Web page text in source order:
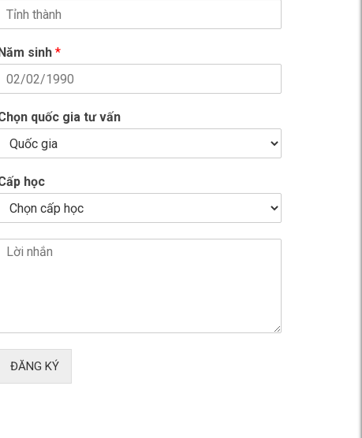
sinh *
quốc gia tư vấn
học
ĐĂNG KÝ